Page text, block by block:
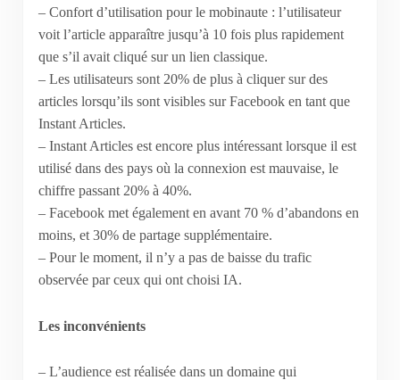
– Confort d’utilisation pour le mobinaute : l’utilisateur
voit l’article apparaître jusqu’à 10 fois plus rapidement
que s’il avait cliqué sur un lien classique.
– Les utilisateurs sont 20% de plus à cliquer sur des
articles lorsqu’ils sont visibles sur Facebook en tant que
Instant Articles.
– Instant Articles est encore plus intéressant lorsque il est
utilisé dans des pays où la connexion est mauvaise, le
chiffre passant 20% à 40%.
– Facebook met également en avant 70 % d’abandons en
moins, et 30% de partage supplémentaire.
– Pour le moment, il n’y a pas de baisse du trafic
observée par ceux qui ont choisi IA.
Les inconvénients
– L’audience est réalisée dans un domaine qui